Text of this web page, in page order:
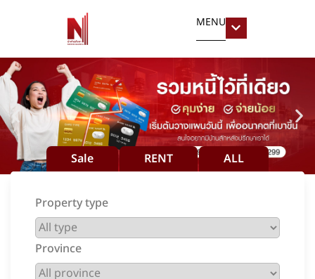
MENU
Sale RENT ALL
Property type
Province